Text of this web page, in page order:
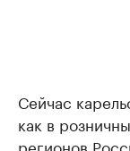
Сейчас
как в
регионов